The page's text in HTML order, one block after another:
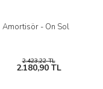
Amortisör - Ön Sol
2.423,22 TL
2.180,90 TL